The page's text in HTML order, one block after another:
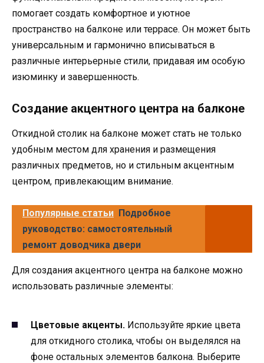
помогает создать комфортное и уютное
пространство на балконе или террасе. Он может быть
универсальным и гармонично вписываться в
различные интерьерные стили, придавая им особую
изюминку и завершенность.
Создание акцентного центра на балконе
Откидной столик на балконе может стать не только
удобным местом для хранения и размещения
различных предметов, но и стильным акцентным
центром, привлекающим внимание.
Популярные статьи Подробное
руководство: самостоятельный
ремонт доводчика двери
Для создания акцентного центра на балконе можно
использовать различные элементы:
Цветовые акценты. Используйте яркие цвета
для откидного столика, чтобы он выделялся на
фоне остальных элементов балкона. Выберите